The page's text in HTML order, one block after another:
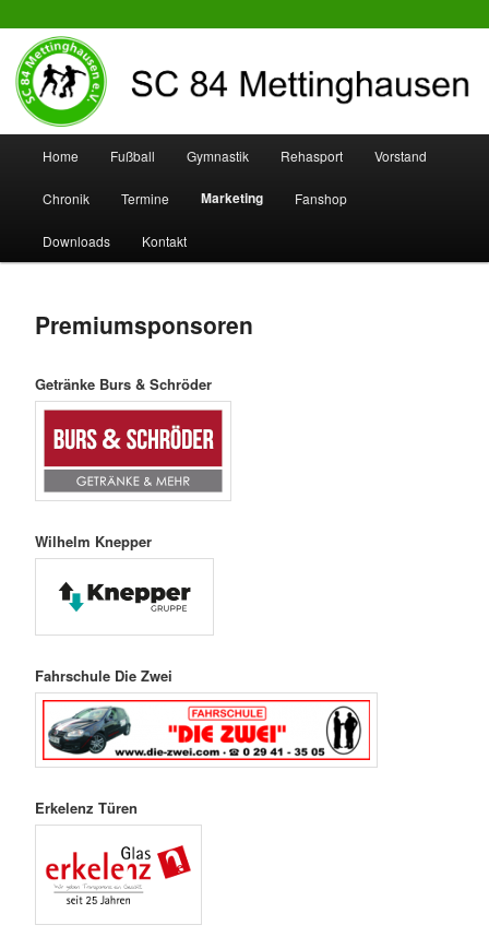
SC 84 Mettinghausen
Zum
Inhalt
wechseln
Zum
sekundären
Inhalt
Home Fußball Gymnastik Rehasport Vorstand
Chronik Termine Marketing Fanshop
Downloads Kontakt
Premiumsponsoren
Getränke Burs & Schröder
Wilhelm Knepper
Fahrschule Die Zwei
Erkelenz Türen